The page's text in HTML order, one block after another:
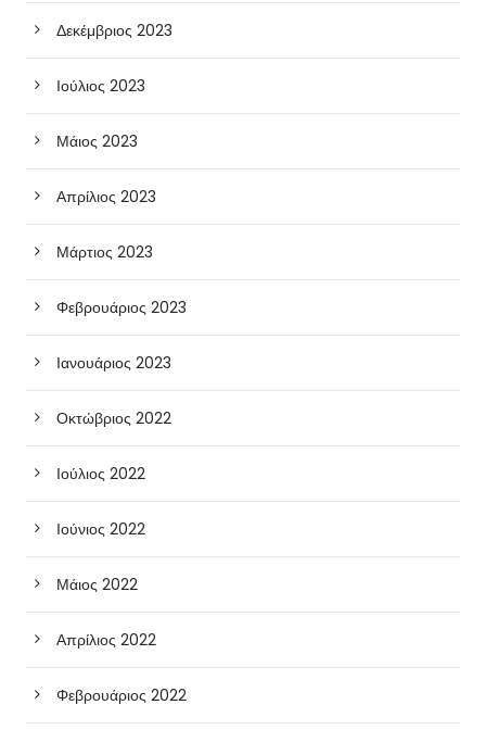
Δεκέμβριος 2023
Ιούλιος 2023
Μάιος 2023
Απρίλιος 2023
Μάρτιος 2023
Φεβρουάριος 2023
Ιανουάριος 2023
Οκτώβριος 2022
Ιούλιος 2022
Ιούνιος 2022
Μάιος 2022
Απρίλιος 2022
Φεβρουάριος 2022